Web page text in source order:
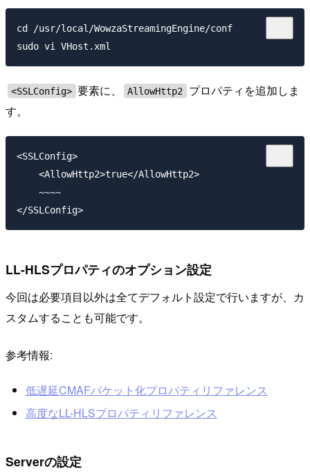
cd /usr/local/WowzaStreamingEngine/conf
<SSLConfig> 要素に、 AllowHttp2
プロパティを追加しま
す。
<SSLConfig>
    <AllowHttp2>true</AllowHttp2>
    ~~~~
LL-HLSプロパティのオプション設定
今回は必要項目以外は全てデフォルト設定で行いますが、カ
スタムすることも可能です。
参考情報:
低遅延CMAFパケット化プロパティリファレンス
高度なLL-HLSプロパティリファレンス
Serverの設定